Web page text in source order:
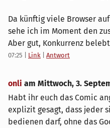
Da künftig viele Browser
sehe ich im Moment den
Aber gut, Konkurrenz
07:25 Link Antwort
onli am Mittwoch, 3.
Habt ihr euch das Comic
explizit gesagt, dass jeder
bedienen darf, ohne das